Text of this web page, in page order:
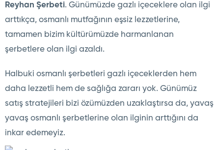
Reyhan Şerbeti. Günümüzde gazlı içeceklere olan ilgi
arttıkça, osmanlı mutfağının eşsiz lezzetlerine,
tamamen bizim kültürümüzde harmanlanan
şerbetlere olan ilgi azaldı.
Halbuki osmanlı şerbetleri gazlı içeceklerden hem
daha lezzetli hem de sağlığa zararı yok. Günümüz
satış stratejileri bizi özümüzden uzaklaştırsa da, yavaş
yavaş osmanlı şerbetlerine olan ilginin arttığını da
inkar edemeyiz.